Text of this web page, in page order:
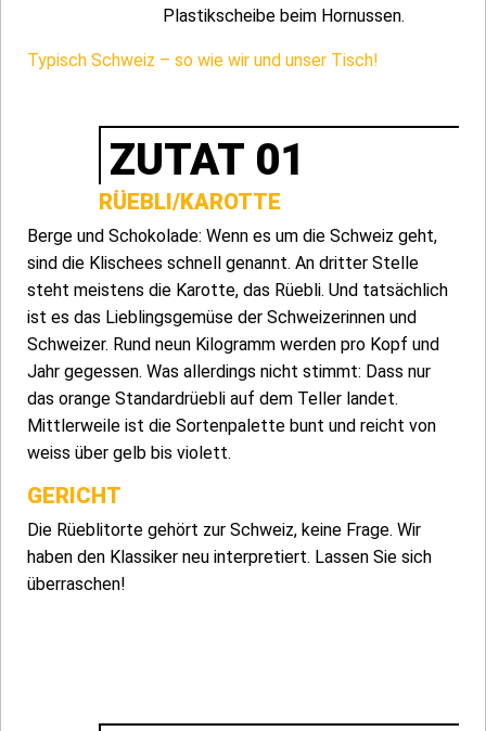
Plastikscheibe beim Hornussen.
Typisch Schweiz – so wie wir und unser Tisch!
ZUTAT 01
RÜEBLI/KAROTTE
Berge und Schokolade: Wenn es um die Schweiz geht,
sind die Klischees schnell genannt. An dritter Stelle
steht meistens die Karotte, das Rüebli. Und tatsächlich
ist es das Lieblingsgemüse der Schweizerinnen und
Schweizer. Rund neun Kilogramm werden pro Kopf und
Jahr gegessen. Was allerdings nicht stimmt: Dass nur
das orange Standardrüebli auf dem Teller landet.
Mittlerweile ist die Sortenpalette bunt und reicht von
weiss über gelb bis violett.
GERICHT
Die Rüeblitorte gehört zur Schweiz, keine Frage. Wir
haben den Klassiker neu interpretiert. Lassen Sie sich
überraschen!